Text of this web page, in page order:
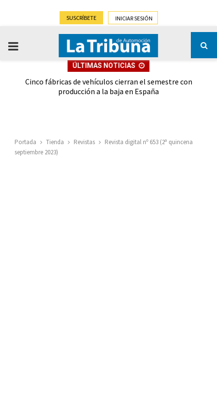
SUSCRÍBETE INICIAR SESIÓN
PRIMARY
ÚLTIMAS NOTICIAS
Cinco fábricas de vehículos cierran el semestre con
producción a la baja en España
Portada Tienda Revistas
Revista digital nº 653 (2ª quincena
septiembre 2023)